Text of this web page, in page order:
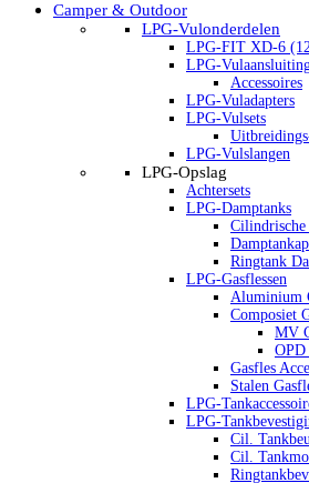
Camper & Outdoor
LPG-Vulonderdelen
LPG-FIT XD-6
LPG-
Accessoires
LPG-Vuladapters
LPG-Vulsets
LPG-Vulslangen
LPG-Opslag
Achtersets
LPG-Damptanks
Cilindrische
Ringtank
LPG-Gasflessen
Aluminium
Composiet
MV
OPD
Gasfles
Stalen
LPG-
LPG-
Cil.
Cil.